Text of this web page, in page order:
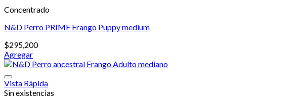
Las
se
elegir
en
la
página
de
producto
Concentrado
N&D Perro PRIME Frango Puppy medium
$295,200
Agregar
Vista Rápida
Sin existencias